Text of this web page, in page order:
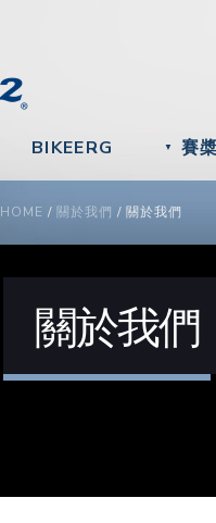
BIKEERG ▼ 賽
YOU ARE HERE
HOME / 關於我們 / 關於我們
關於我們